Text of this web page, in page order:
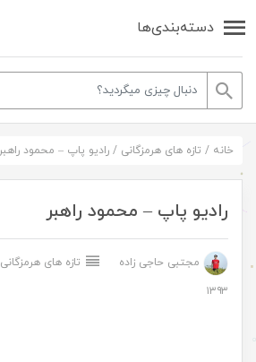
دسته‌بندی‌ها
خانه / تازه های هرمزگانی / رادیو پاپ – محمود راهبر
رادیو پاپ – محمود راهبر
مجتبی حاجی زاده تازه های هرمزگانی
۱۳۹۳